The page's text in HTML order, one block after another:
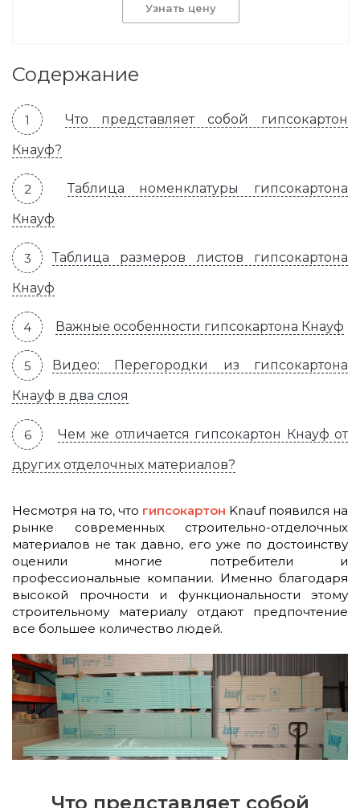
Узнать цену
Содержание
Что представляет собой гипсокартон
Кнауф?
Таблица номенклатуры гипсокартона
Кнауф
Таблица размеров листов гипсокартона
Кнауф
Важные особенности гипсокартона Кнауф
Видео: Перегородки из гипсокартона
Кнауф в два слоя
Чем же отличается гипсокартон Кнауф от
других отделочных материалов?
Несмотря на то, что гипсокартон Knauf появился на
рынке современных строительно-отделочных
материалов не так давно, его уже по достоинству
оценили многие потребители и
профессиональные компании. Именно благодаря
высокой прочности и функциональности этому
строительному материалу отдают предпочтение
все большее количество людей.
Что представляет собой